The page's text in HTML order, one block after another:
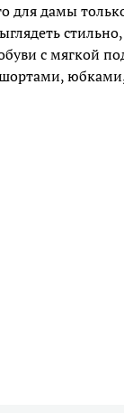
для дамы
с мягкой
юбками,